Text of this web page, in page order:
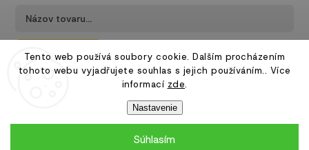
Tento web používá soubory cookie. Dalším procházením
tohoto webu vyjadřujete souhlas s jejich používáním.. Více
informací zde.
Nastavenie
Súhlasím
Hľadať